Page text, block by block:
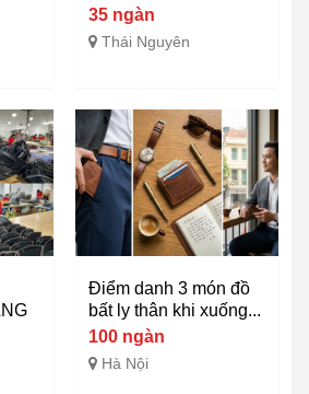
35 ngàn
Thái Nguyên
Điểm danh 3 món đồ
bất ly thân khi xuống...
100 ngàn
Hà Nội